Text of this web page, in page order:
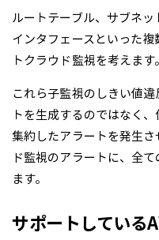
ルートテーブル、サブネ
インタフェースといった
トクラウド監視を考えます。
これら子監視のしきい値
トを生成するのではなく
集約したアラートを発生
ド監視のアラートに、全
ます。
サポートしている